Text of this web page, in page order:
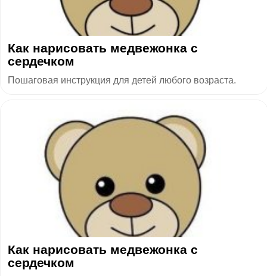
Как нарисовать медвежонка с
сердечком
Пошаговая инструкция для детей любого возраста.
Как нарисовать медвежонка с
сердечком